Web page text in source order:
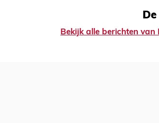
Bekijk alle berichten van